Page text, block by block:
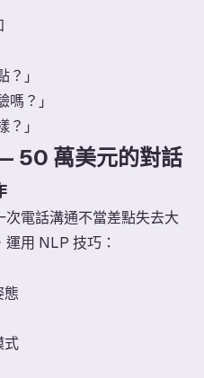
？」
嗎？」
？」
50 萬美元的對話
電話溝通不當差點失去大
用 NLP 技巧：
態
式